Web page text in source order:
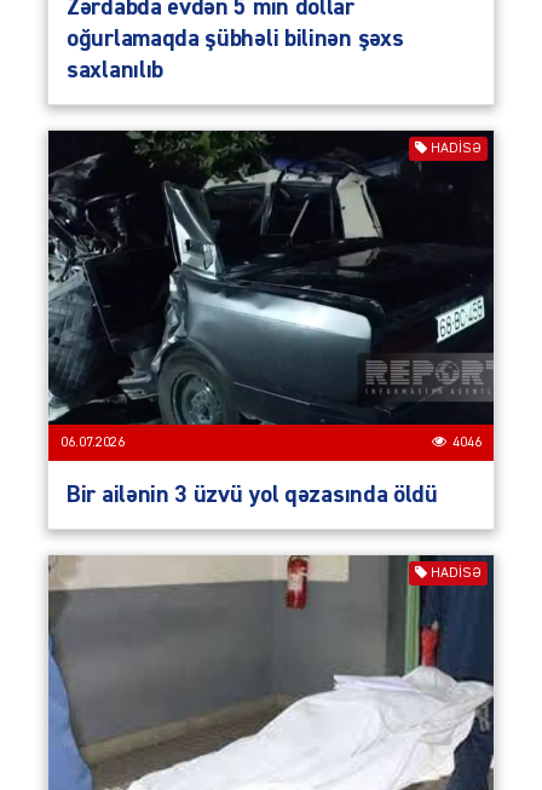
Zərdabda evdən 5 min dollar
oğurlamaqda şübhəli bilinən şəxs
saxlanılıb
HADISƏ
06.07.2026 4046
Bir ailənin 3 üzvü yol qəzasında öldü
HADISƏ